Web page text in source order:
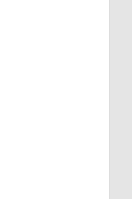
리뷰3
6
82, 리뷰4